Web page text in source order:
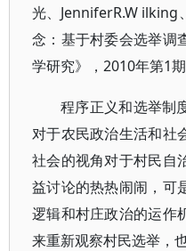
光、JenniferR.W ilking
念：基于村委会选举调
学研究》，2010年第1
程序正义和选举制
对于农民政治生活和社
社会的视角对于村民自
益讨论的热热闹闹，可
逻辑和村庄政治的运作
来重新观察村民选举，